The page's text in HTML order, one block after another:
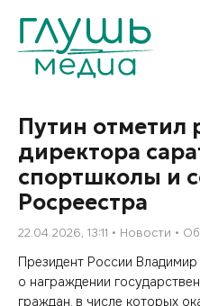
Путин отметил
директора
спортшколы и
Росреестра
22.04.2026, 13:11 Новости
Президент России Владимир
о награждении
граждан, в числе которых